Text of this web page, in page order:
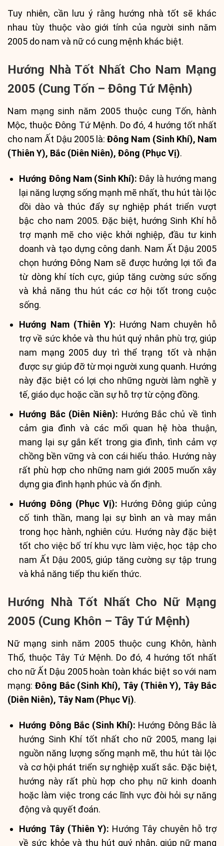
Tuy nhiên, cần lưu ý rằng hướng nhà tốt sẽ khác
nhau tùy thuộc vào giới tính của người sinh năm
2005 do nam và nữ có cung mệnh khác biệt.
Hướng Nhà Tốt Nhất Cho Nam Mạng
2005 (Cung Tốn – Đông Tứ Mệnh)
Nam mạng sinh năm 2005 thuộc cung Tốn, hành
Mộc, thuộc Đông Tứ Mệnh. Do đó, 4 hướng tốt nhất
cho nam Ất Dậu 2005 là:Đông Nam (Sinh Khí), Nam
(Thiên Y), Bắc (Diên Niên), Đông (Phục Vị).
Hướng Đông Nam (Sinh Khí): Đây là hướng mang
lại năng lượng sống mạnh mẽ nhất, thu hút tài lộc
dồi dào và thúc đẩy sự nghiệp phát triển vượt
bậc cho nam 2005. Đặc biệt, hướng Sinh Khí hỗ
trợ mạnh mẽ cho việc khởi nghiệp, đầu tư kinh
doanh và tạo dựng công danh. Nam Ất Dậu 2005
chọn hướng Đông Nam sẽ được hưởng lợi tối đa
từ dòng khí tích cực, giúp tăng cường sức sống
và khả năng thu hút các cơ hội tốt trong cuộc
sống.
Hướng Nam (Thiên Y): Hướng Nam chuyên hỗ
trợ về sức khỏe và thu hút quý nhân phù trợ, giúp
nam mạng 2005 duy trì thể trạng tốt và nhận
được sự giúp đỡ từ mọi người xung quanh. Hướng
này đặc biệt có lợi cho những người làm nghề y
tế, giáo dục hoặc cần sự hỗ trợ từ cộng đồng.
Hướng Bắc (Diên Niên): Hướng Bắc chủ về tình
cảm gia đình và các mối quan hệ hòa thuận,
mang lại sự gắn kết trong gia đình, tình cảm vợ
chồng bền vững và con cái hiếu thảo. Hướng này
rất phù hợp cho những nam giới 2005 muốn xây
dựng gia đình hạnh phúc và ổn định.
Hướng Đông (Phục Vị): Hướng Đông giúp củng
cố tinh thần, mang lại sự bình an và may mắn
trong học hành, nghiên cứu. Hướng này đặc biệt
tốt cho việc bố trí khu vực làm việc, học tập cho
nam Ất Dậu 2005, giúp tăng cường sự tập trung
và khả năng tiếp thu kiến thức.
Hướng Nhà Tốt Nhất Cho Nữ Mạng
2005 (Cung Khôn – Tây Tứ Mệnh)
Nữ mạng sinh năm 2005 thuộc cung Khôn, hành
Thổ, thuộc Tây Tứ Mệnh. Do đó, 4 hướng tốt nhất
cho nữ Ất Dậu 2005 hoàn toàn khác biệt so với nam
mạng: Đông Bắc (Sinh Khí), Tây (Thiên Y), Tây Bắc
(Diên Niên), Tây Nam (Phục Vị).
Hướng Đông Bắc (Sinh Khí): Hướng Đông Bắc là
hướng Sinh Khí tốt nhất cho nữ 2005, mang lại
nguồn năng lượng sống mạnh mẽ, thu hút tài lộc
và cơ hội phát triển sự nghiệp xuất sắc. Đặc biệt,
hướng này rất phù hợp cho phụ nữ kinh doanh
hoặc làm việc trong các lĩnh vực đòi hỏi sự năng
động và quyết đoán.
Hướng Tây (Thiên Y): Hướng Tây chuyên hỗ trợ
về sức khỏe và thu hút quý nhân, giúp nữ mạng